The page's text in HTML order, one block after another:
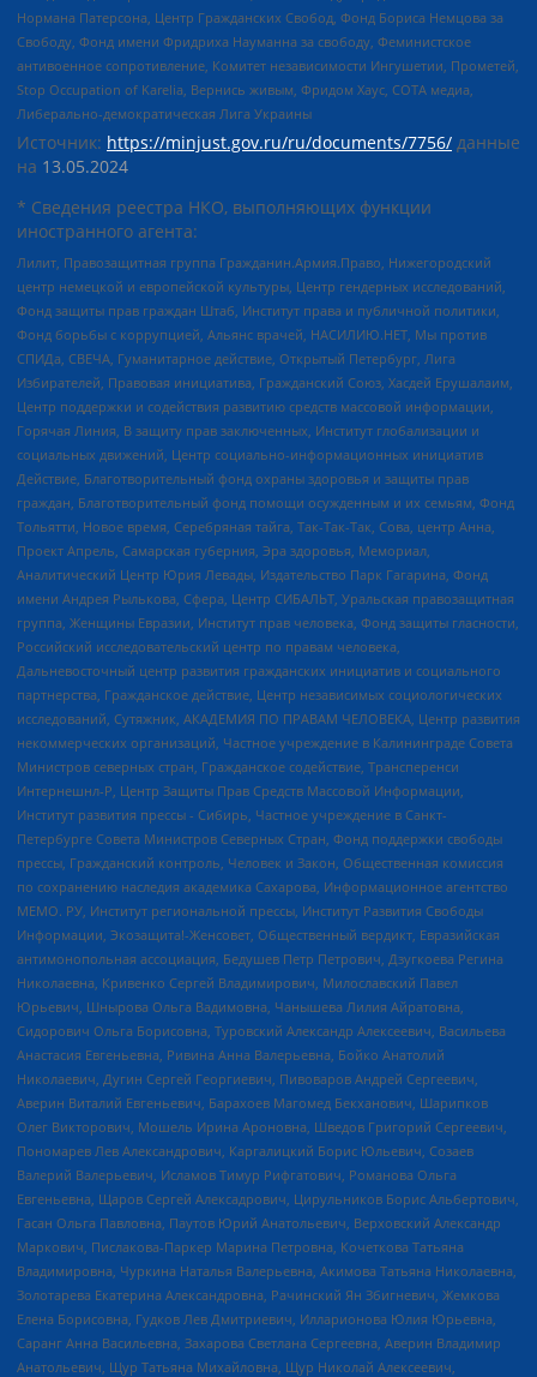
Нормана Патерсона, Центр Гражданских Свобод, Фонд Бориса Немцова за
Свободу, Фонд имени Фридриха Науманна за свободу, Феминистское
антивоенное сопротивление, Комитет независимости Ингушетии, Прометей,
Stop Occupation of Karelia, Вернись живым, Фридом Хаус, СОТА медиа,
Либерально-демократическая Лига Украины
Источник: https://minjust.gov.ru/ru/documents/7756/ данные
на 13.05.2024
* Сведения реестра НКО, выполняющих функции
иностранного агента:
Лилит, Правозащитная группа Гражданин.Армия.Право, Нижегородский
центр немецкой и европейской культуры, Центр гендерных исследований,
Фонд защиты прав граждан Штаб, Институт права и публичной политики,
Фонд борьбы с коррупцией, Альянс врачей, НАСИЛИЮ.НЕТ, Мы против
СПИДа, СВЕЧА, Гуманитарное действие, Открытый Петербург, Лига
Избирателей, Правовая инициатива, Гражданский Союз, Хасдей Ерушалаим,
Центр поддержки и содействия развитию средств массовой информации,
Горячая Линия, В защиту прав заключенных, Институт глобализации и
социальных движений, Центр социально-информационных инициатив
Действие, Благотворительный фонд охраны здоровья и защиты прав
граждан, Благотворительный фонд помощи осужденным и их семьям, Фонд
Тольятти, Новое время, Серебряная тайга, Так-Так-Так, Сова, центр Анна,
Проект Апрель, Самарская губерния, Эра здоровья, Мемориал,
Аналитический Центр Юрия Левады, Издательство Парк Гагарина, Фонд
имени Андрея Рылькова, Сфера, Центр СИБАЛЬТ, Уральская правозащитная
группа, Женщины Евразии, Институт прав человека, Фонд защиты гласности,
Российский исследовательский центр по правам человека,
Дальневосточный центр развития гражданских инициатив и социального
партнерства, Гражданское действие, Центр независимых социологических
исследований, Сутяжник, АКАДЕМИЯ ПО ПРАВАМ ЧЕЛОВЕКА, Центр развития
некоммерческих организаций, Частное учреждение в Калининграде Совета
Министров северных стран, Гражданское содействие, Трансперенси
Интернешнл-Р, Центр Защиты Прав Средств Массовой Информации,
Институт развития прессы - Сибирь, Частное учреждение в Санкт-
Петербурге Совета Министров Северных Стран, Фонд поддержки свободы
прессы, Гражданский контроль, Человек и Закон, Общественная комиссия
по сохранению наследия академика Сахарова, Информационное агентство
МЕМО. РУ, Институт региональной прессы, Институт Развития Свободы
Информации, Экозащита!-Женсовет, Общественный вердикт, Евразийская
антимонопольная ассоциация, Бедушев Петр Петрович, Дзугкоева Регина
Николаевна, Кривенко Сергей Владимирович, Милославский Павел
Юрьевич, Шнырова Ольга Вадимовна, Чанышева Лилия Айратовна,
Сидорович Ольга Борисовна, Туровский Александр Алексеевич, Васильева
Анастасия Евгеньевна, Ривина Анна Валерьевна, Бойко Анатолий
Николаевич, Дугин Сергей Георгиевич, Пивоваров Андрей Сергеевич,
Аверин Виталий Евгеньевич, Барахоев Магомед Бекханович, Шарипков
Олег Викторович, Мошель Ирина Ароновна, Шведов Григорий Сергеевич,
Пономарев Лев Александрович, Каргалицкий Борис Юльевич, Созаев
Валерий Валерьевич, Исламов Тимур Рифгатович, Романова Ольга
Евгеньевна, Щаров Сергей Алексадрович, Цирульников Борис Альбертович,
Гасан Ольга Павловна, Паутов Юрий Анатольевич, Верховский Александр
Маркович, Пислакова-Паркер Марина Петровна, Кочеткова Татьяна
Владимировна, Чуркина Наталья Валерьевна, Акимова Татьяна Николаевна,
Золотарева Екатерина Александровна, Рачинский Ян Збигневич, Жемкова
Елена Борисовна, Гудков Лев Дмитриевич, Илларионова Юлия Юрьевна,
Саранг Анна Васильевна, Захарова Светлана Сергеевна, Аверин Владимир
Анатольевич, Щур Татьяна Михайловна, Щур Николай Алексеевич,